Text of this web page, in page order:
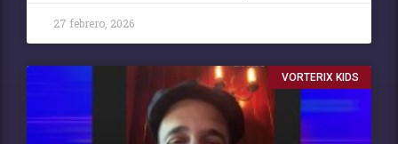
27 febrero, 2026
VORTERIX KIDS